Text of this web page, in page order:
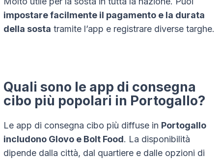
impostare facilmente il pagamento e la durata
della sosta tramite l’app e registrare diverse targhe.
Quali sono le app di consegna
cibo più popolari in Portogallo?
Le app di consegna cibo più diffuse in Portogallo
includono Glovo e Bolt Food. La disponibilità
dipende dalla città, dal quartiere e dalle opzioni di